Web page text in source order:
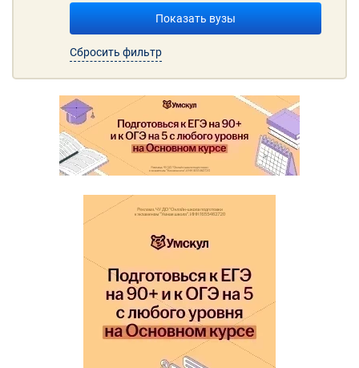
Показать вузы
Сбросить фильтр